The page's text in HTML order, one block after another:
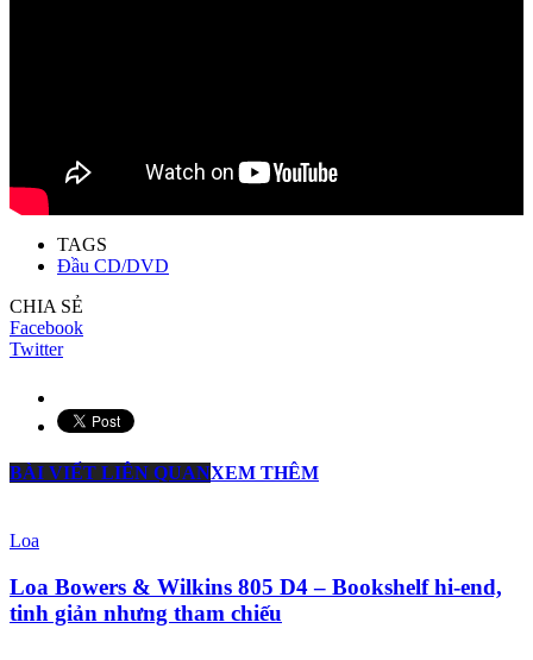
TAGS
Đầu CD/DVD
CHIA SẺ
Facebook
Twitter
BÀI VIẾT LIÊN QUANXEM THÊM
Loa
Loa Bowers & Wilkins 805 D4 – Bookshelf hi-end,
tinh giản nhưng tham chiếu